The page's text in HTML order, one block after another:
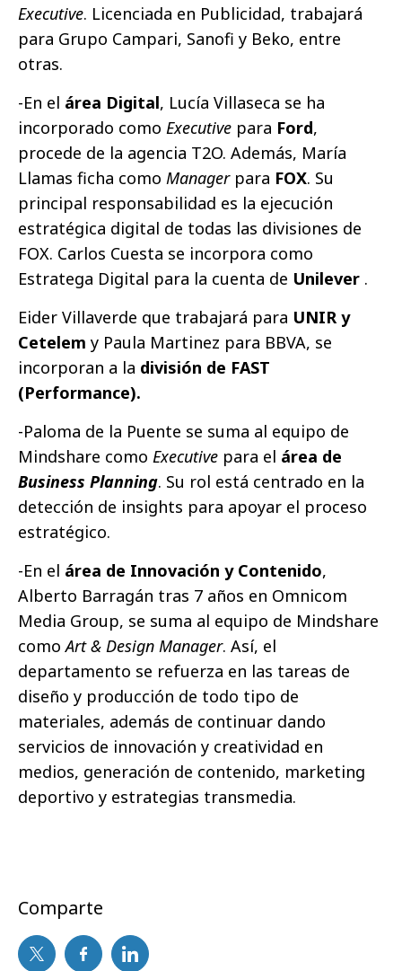
Executive. Licenciada en Publicidad, trabajará
para Grupo Campari, Sanofi y Beko, entre
otras.
-En el área Digital, Lucía Villaseca se ha
incorporado como Executive para Ford,
procede de la agencia T2O. Además, María
Llamas ficha como Manager para FOX. Su
principal responsabilidad es la ejecución
estratégica digital de todas las divisiones de
FOX. Carlos Cuesta se incorpora como
Estratega Digital para la cuenta de Unilever .
Eider Villaverde que trabajará para UNIR y
Cetelem y Paula Martinez para BBVA, se
incorporan a la división de FAST
(Performance).
-Paloma de la Puente se suma al equipo de
Mindshare como Executive para el área de
Business Planning. Su rol está centrado en la
detección de insights para apoyar el proceso
estratégico.
-En el área de Innovación y Contenido,
Alberto Barragán tras 7 años en Omnicom
Media Group, se suma al equipo de Mindshare
comoArt & Design Manager. Así, el
departamento se refuerza en las tareas de
diseño y producción de todo tipo de
materiales, además de continuar dando
servicios de innovación y creatividad en
medios, generación de contenido, marketing
deportivo y estrategias transmedia.
Comparte